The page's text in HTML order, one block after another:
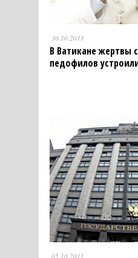
30.10.2011
В Ватикане жертвы
педофилов
05.10.2011